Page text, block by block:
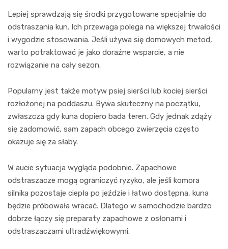
Lepiej sprawdzają się środki przygotowane specjalnie do
odstraszania kun. Ich przewaga polega na większej trwałości
i wygodzie stosowania. Jeśli używa się domowych metod,
warto potraktować je jako doraźne wsparcie, a nie
rozwiązanie na cały sezon.
Popularny jest także motyw psiej sierści lub kociej sierści
rozłożonej na poddaszu. Bywa skuteczny na początku,
zwłaszcza gdy kuna dopiero bada teren. Gdy jednak zdąży
się zadomowić, sam zapach obcego zwierzęcia często
okazuje się za słaby.
W aucie sytuacja wygląda podobnie. Zapachowe
odstraszacze mogą ograniczyć ryzyko, ale jeśli komora
silnika pozostaje ciepła po jeździe i łatwo dostępna, kuna
będzie próbowała wracać. Dlatego w samochodzie bardzo
dobrze łączy się preparaty zapachowe z osłonami i
odstraszaczami ultradźwiękowymi.